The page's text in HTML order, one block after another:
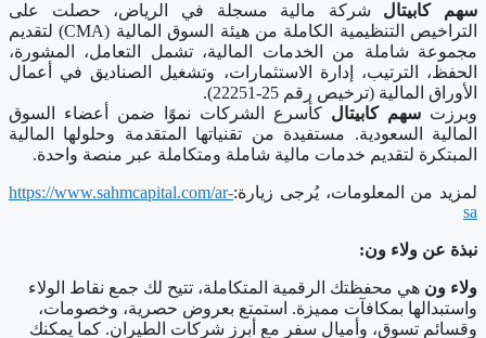
سهم كابيتال شركة مالية مسجلة في الرياض، حصلت على
التراخيص التنظيمية الكاملة من هيئة السوق المالية (CMA) لتقديم
مجموعة شاملة من الخدمات المالية، تشمل التعامل، المشورة،
الحفظ، الترتيب، إدارة الاستثمارات، وتشغيل الصناديق في أعمال
الأوراق المالية (ترخيص رقم 22251-25
)
.
وبرزت سهم كابيتال كأسرع الشركات نموًا ضمن أعضاء السوق
المالية السعودية.
مستفيدة من تقنياتها المتقدمة وحلولها المالية
المبتكرة لتقديم خدمات مالية شاملة ومتكاملة عبر منصة واحدة.
لمزيد من المعلومات، يُرجى زيارة:https://www.sahmcapital.com/ar-
sa
نبذة عن ولاء ون:
ولاء ون هي محفظتك الرقمية المتكاملة، تتيح لك جمع نقاط الولاء
واستبدالها بمكافآت مميزة. استمتع بعروض حصرية، وخصومات،
وقسائم تسوق، وأميال سفر مع أبرز شركات الطيران. كما يمكنك